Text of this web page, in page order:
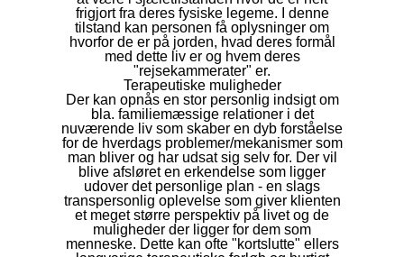
frigjort fra deres fysiske legeme. I denne
tilstand kan personen få oplysninger om
hvorfor de er på jorden, hvad deres formål
med dette liv er og hvem deres
"rejsekammerater" er.
Terapeutiske muligheder
Der kan opnås en stor personlig indsigt om
bla. familiemæssige relationer i det
nuværende liv som skaber en dyb forståelse
for de hverdags problemer/mekanismer som
man bliver og har udsat sig selv for. Der vil
blive afsløret en erkendelse som ligger
udover det personlige plan - en slags
transpersonlig oplevelse som giver klienten
et meget større perspektiv på livet og de
muligheder der ligger for dem som
menneske. Dette kan ofte "kortslutte" ellers